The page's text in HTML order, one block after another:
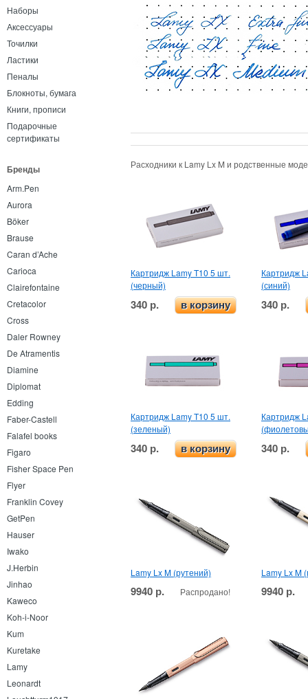
Наборы
Аксессуары
Точилки
Ластики
Пеналы
Блокноты, бумага
Книги, прописи
Подарочные
сертификаты
Бренды
Arm.Pen
Aurora
Böker
Brause
Caran d’Ache
Carioca
Clairefontaine
Cretacolor
Cross
Daler Rowney
De Atramentis
Diamine
Diplomat
Edding
Faber-Castell
Falafel books
Figaro
Fisher Space Pen
Flyer
Franklin Covey
GetPen
Hauser
Iwako
J.Herbin
Jinhao
Kaweco
Koh-i-Noor
Kum
Kuretake
Lamy
Leonardt
Расходники к Lamy Lx M и родственные
Картридж Lamy T10 5 шт.
(черный)
340 р. в корзину
Картридж
(синий)
340 р.
Картридж Lamy T10 5 шт.
(зеленый)
340 р. в корзину
Картридж
340 р.
Lamy Lx M (рутений)
9940 р. Распродано!
Lamy Lx M
9940 р.